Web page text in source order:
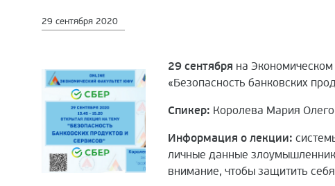
29 сентября 2020
29 сентября на
«Безопасность банковских
Спикер: Королева Мария
Информация о лекции:
личные данные
внимание, чтобы защитить